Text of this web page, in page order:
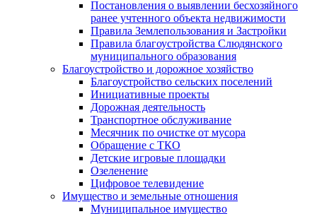
Постановления о выявлении бесхозяйного
ранее учтенного объекта недвижимости
Правила Землепользования и Застройки
Правила благоустройства Слюдянского
муниципального образования
Благоустройство и дорожное хозяйство
Благоустройство сельских поселений
Инициативные проекты
Дорожная деятельность
Транспортное обслуживание
Месячник по очистке от мусора
Обращение с ТКО
Детские игровые площадки
Озеленение
Цифровое телевидение
Имущество и земельные отношения
Муниципальное имущество